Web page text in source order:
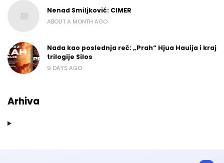
Nenad Smiljković: CIMER
ABOUT A MONTH AGO
Nada kao poslednja reč: „Prah“ Hjua Hauija i kraj
trilogije Silos
9 DAYS AGO
Arhiva